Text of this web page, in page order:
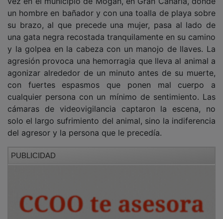
un hombre en bañador y con una toalla de playa sobre
su brazo, al que precede una mujer, pasa al lado de
una gata negra recostada tranquilamente en su camino
y la golpea en la cabeza con un manojo de llaves. La
agresión provoca una hemorragia que lleva al animal a
agonizar alrededor de un minuto antes de su muerte,
con fuertes espasmos que ponen mal cuerpo a
cualquier persona con un mínimo de sentimiento. Las
cámaras de videovigilancia captaron la escena, no
solo el largo sufrimiento del animal, sino la indiferencia
del agresor y la persona que le precedía.